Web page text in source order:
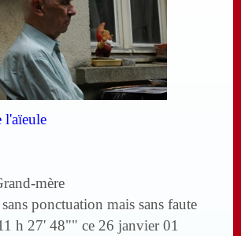
l'aïeule
mère
ponctuation mais sans faute
h 27' 48"" ce 26 janvier 01